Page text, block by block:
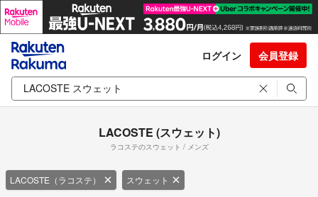
ログイン 会員登録
LACOSTE (スウェット)
ラコステのスウェット / メンズ
LACOSTE（ラコステ） スウェット